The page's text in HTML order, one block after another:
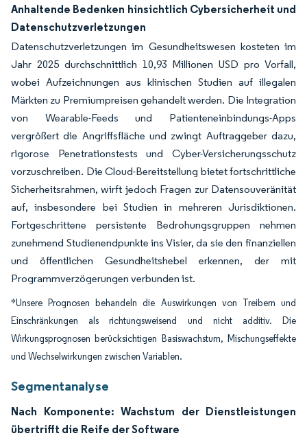
Anhaltende Bedenken hinsichtlich Cybersicherheit und
Datenschutzverletzungen
Datenschutzverletzungen im Gesundheitswesen kosteten im
Jahr 2025 durchschnittlich 10,93 Millionen USD pro Vorfall,
wobei Aufzeichnungen aus klinischen Studien auf illegalen
Märkten zu Premiumpreisen gehandelt werden. Die Integration
von Wearable-Feeds und Patienteneinbindungs-Apps
vergrößert die Angriffsfläche und zwingt Auftraggeber dazu,
rigorose Penetrationstests und Cyber-Versicherungsschutz
vorzuschreiben. Die Cloud-Bereitstellung bietet fortschrittliche
Sicherheitsrahmen, wirft jedoch Fragen zur Datensouveränität
auf, insbesondere bei Studien in mehreren Jurisdiktionen.
Fortgeschrittene persistente Bedrohungsgruppen nehmen
zunehmend Studienendpunkte ins Visier, da sie den finanziellen
und öffentlichen Gesundheitshebel erkennen, der mit
Programmverzögerungen verbunden ist.
*Unsere Prognosen behandeln die Auswirkungen von Treibern und
Einschränkungen als richtungsweisend und nicht additiv. Die
Wirkungsprognosen berücksichtigen Basiswachstum, Mischungseffekte
und Wechselwirkungen zwischen Variablen.
Segmentanalyse
Nach Komponente: Wachstum der Dienstleistungen
übertrifft die Reife der Software